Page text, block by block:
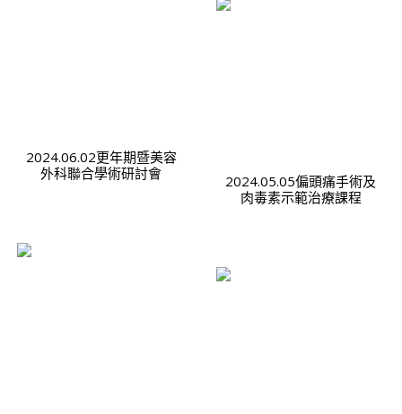
2024.06.02更年期暨美容
外科聯合學術研討會
2024.05.05偏頭痛手術及
肉毒素示範治療課程